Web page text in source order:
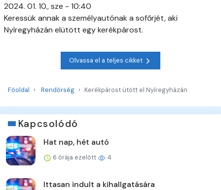
2024. 01. 10., sze - 10:40
Keressük annak a személyautónak a sofőrjét, aki
Nyíregyházán elütött egy kerékpárost.
Olvassa el a teljes cikket
Főoldal Rendőrség Kerékpárost ütött el Nyíregyházán
Kapcsolódó
Hat nap, hét autó
6 órája ezelőtt 4
Ittasan indult a kihallgatására